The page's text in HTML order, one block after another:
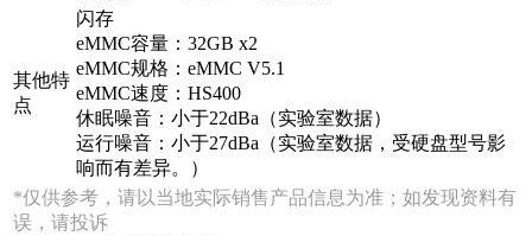
其他特
点
闪存
eMMC容量：32GB x2
eMMC规格：eMMC V5.1
eMMC速度：HS400
休眠噪音：小于22dBa（实验室数据）
运行噪音：小于27dBa（实验室数据，受硬盘型号影
响而有差异。）
*仅供参考，请以当地实际销售产品信息为准；如发现资料有
误，请投诉